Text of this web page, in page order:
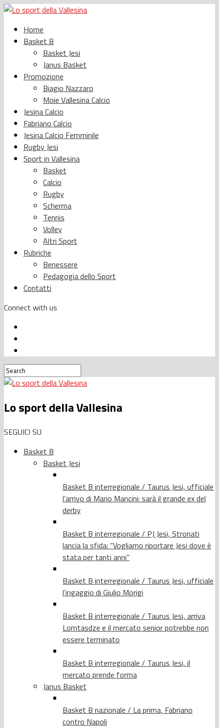
Home
Basket B
Basket Jesi
Janus Basket
Promozione
Biagio Nazzaro
Moie Vallesina Calcio
Jesina Calcio
Fabriano Calcio
Jesina Calcio Femminile
Rugby Jesi
Sport in Vallesina
Basket
Calcio
Rugby
Scherma
Tennis
Volley
Altri Sport
Rubriche
Benessere
Pedagogia dello Sport
Contatti
Connect with us
Lo sport della Vallesina
SEGUICI SU
Basket B
Basket Jesi
Basket B interregionale / Taurus Jesi, ufficiale
l’arrivo di Mario Mancini: sarà il grande ex del
derby
Basket B interregionale / PJ Jesi, Stronati
lancia la sfida: “Vogliamo riportare Jesi dove è
stata per tanti anni”
Basket B interregionale / Taurus Jesi, ufficiale
l’ingaggio di Giulio Morigi
Basket B interregionale / Taurus Jesi, arriva
Lomtasdze e il mercato senior potrebbe non
essere terminato
Basket B interregionale / Taurus Jesi, il
mercato prende forma
Janus Basket
Basket B nazionale / La prima, Fabriano
contro Napoli